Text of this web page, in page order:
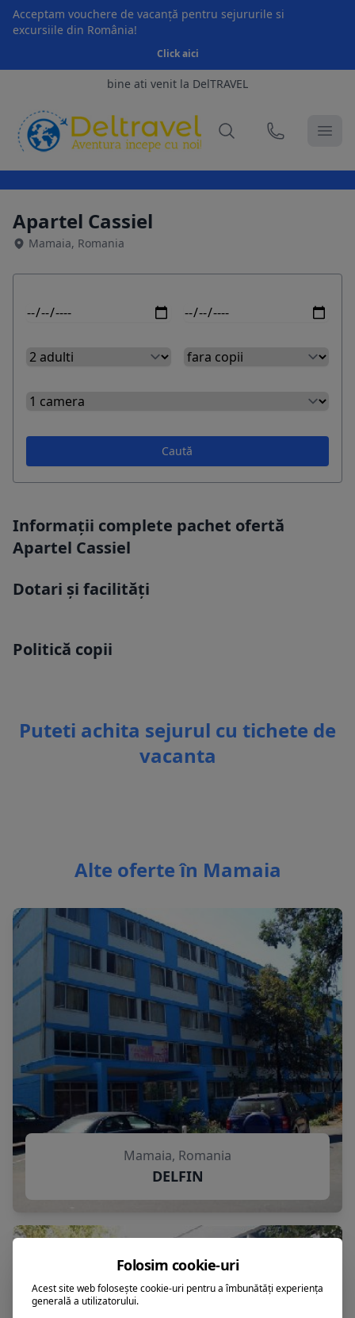
Acceptam vouchere de vacanță pentru sejururile si
excursiile din România!
Click aici
bine ati venit la DelTRAVEL
Apartel Cassiel
Mamaia, Romania
Caută
Informații complete pachet ofertă
Apartel Cassiel
Dotari și facilități
Politică copii
Puteti achita sejurul cu tichete de
vacanta
Alte oferte în Mamaia
Mamaia, Romania
DELFIN
Folosim cookie-uri
Acest site web folosește cookie-uri pentru a îmbunătăți experiența
generală a utilizatorului.